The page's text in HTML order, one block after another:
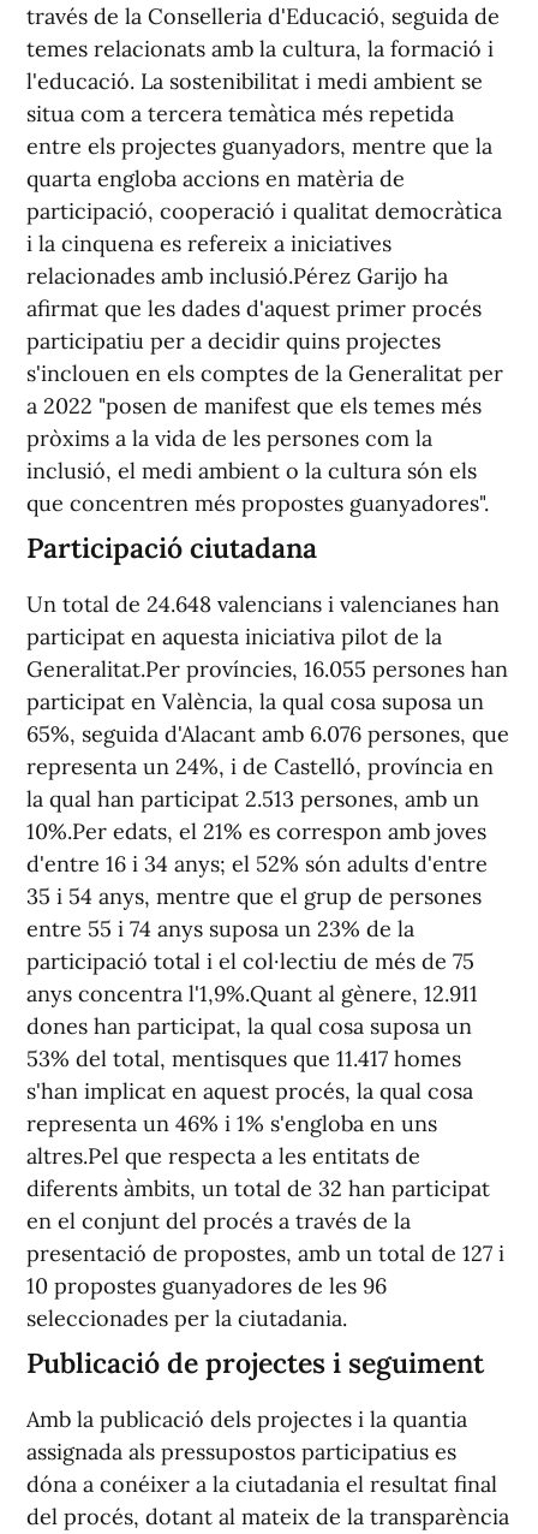
través de la Conselleria d'Educació, seguida de
temes relacionats amb la cultura, la formació i
l'educació. La sostenibilitat i medi ambient se
situa com a tercera temàtica més repetida
entre els projectes guanyadors, mentre que la
quarta engloba accions en matèria de
participació, cooperació i qualitat democràtica
i la cinquena es refereix a iniciatives
relacionades amb inclusió.Pérez Garijo ha
afirmat que les dades d'aquest primer procés
participatiu per a decidir quins projectes
s'inclouen en els comptes de la Generalitat per
a 2022 "posen de manifest que els temes més
pròxims a la vida de les persones com la
inclusió, el medi ambient o la cultura són els
que concentren més propostes guanyadores".
Participació ciutadana
Un total de 24.648 valencians i valencianes han
participat en aquesta iniciativa pilot de la
Generalitat.Per províncies, 16.055 persones han
participat en València, la qual cosa suposa un
65%, seguida d'Alacant amb 6.076 persones, que
representa un 24%, i de Castelló, província en
la qual han participat 2.513 persones, amb un
10%.Per edats, el 21% es correspon amb joves
d'entre 16 i 34 anys; el 52% són adults d'entre
35 i 54 anys, mentre que el grup de persones
entre 55 i 74 anys suposa un 23% de la
participació total i el col·lectiu de més de 75
anys concentra l'1,9%.Quant al gènere, 12.911
dones han participat, la qual cosa suposa un
53% del total, mentisques que 11.417 homes
s'han implicat en aquest procés, la qual cosa
representa un 46% i 1% s'engloba en uns
altres.Pel que respecta a les entitats de
diferents àmbits, un total de 32 han participat
en el conjunt del procés a través de la
presentació de propostes, amb un total de 127 i
10 propostes guanyadores de les 96
seleccionades per la ciutadania.
Publicació de projectes i seguiment
Amb la publicació dels projectes i la quantia
assignada als pressupostos participatius es
dóna a conéixer a la ciutadania el resultat final
del procés, dotant al mateix de la transparència